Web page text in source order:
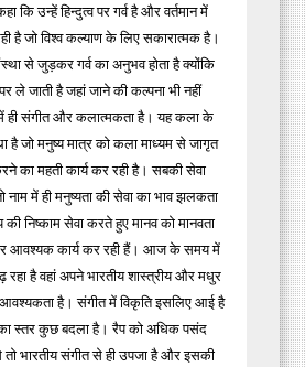
कि उन्हें हिन्दुत्व पर गर्व है और वर्तमान में
है जो विश्व कल्याण के लिए सकारात्मक है।
से जुड़कर गर्व का अनुभव होता है क्योंकि
ले जाती है जहां जाने की कल्पना भी नहीं
ही संगीत और कलात्मकता है। यह कला के
है जो मनुष्य मात्र को कला माध्यम से जागृत
का महती कार्य कर रही है। सबकी सेवा
नाम में ही मनुष्यता की सेवा का भाव झलकता
निष्काम सेवा करते हुए मानव को मानवता
आवश्यक कार्य कर रही हैं। आज के समय में
रहा है वहां अपने भारतीय शास्त्रीय और मधुर
है। संगीत में विकृति इसलिए आई है
स्तर कुछ बदला है। रैप को अधिक पसंद
तो भारतीय संगीत से ही उपजा है और इसकी